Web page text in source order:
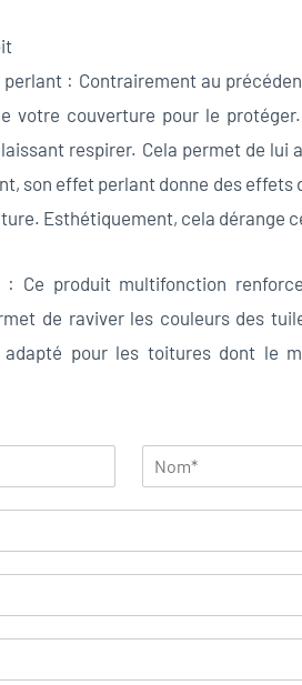
perlant : Contrairement au
votre couverture pour le
respirer. Cela permet de lui
son effet perlant donne des effets
Esthétiquement, cela dérange
: Ce produit multifonction
de raviver les couleurs des
pour les toitures dont le